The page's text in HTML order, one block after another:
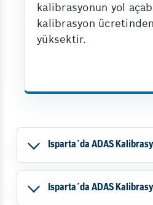
kalibrasyonun yol
kalibrasyon
yüksektir.
Isparta´da ADAS
Isparta´da ADAS